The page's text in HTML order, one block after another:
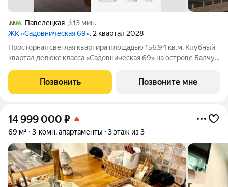
Павелецкая
13 мин.
ЖК «Садовническая 69», 2 квартал 2028
Просторная светлая квартира площадью 156,94 кв.м. Клубный
квартал делюкс класса «Садовническая 69» на острове Балчуг
Садовнической набережной, золотой остров Балчуг. Тишина и
уединённость сочетаются с
Позвонить Позвоните мне
14 999 000 ₽
69 м² 3-комн. апартаменты 3 этаж из 3